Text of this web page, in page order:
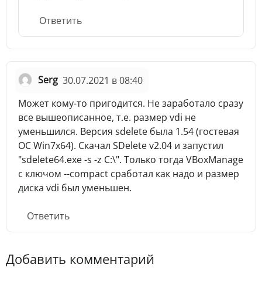
Ответить
Serg 30.07.2021 в 08:40
Может кому-то пригодится. Не заработало сразу
все вышеописанное, т.е. размер vdi не
уменьшился. Версия sdelete была 1.54 (гостевая
ОС Win7x64). Скачал SDelete v2.04 и запустил
"sdelete64.exe -s -z C:\". Только тогда VBoxManage
c ключом --compact сработал как надо и размер
диска vdi был уменьшен.
Ответить
Добавить комментарий